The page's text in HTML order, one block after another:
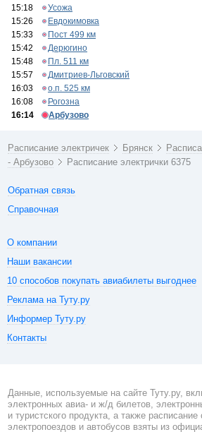
15:18
Усожа
15:26
Евдокимовка
15:33
Пост 499 км
15:42
Дерюгино
15:48
Пл. 511 км
15:57
Дмитриев-Льговский
16:03
о.п. 525 км
16:08
Рогозна
16:14
Арбузово
Расписание электричек Брянск
- Арбузово
Расписание электрички 6375
Обратная связь
Справочная
О компании
Наши вакансии
10 способов покупать авиабилеты выгоднее
Реклама на Туту.ру
Информер Туту.ру
Контакты
Данные, используемые на сайте Туту.ру,
электронных авиа- и ж/д билетов,
и туристского продукта, а также
электропоездов и автобусов взяты из